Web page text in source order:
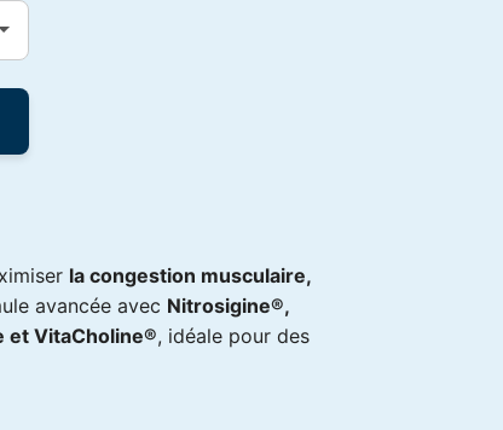
la congestion musculaire,
avancée avec Nitrosigine®,
et VitaCholine®, idéale pour des